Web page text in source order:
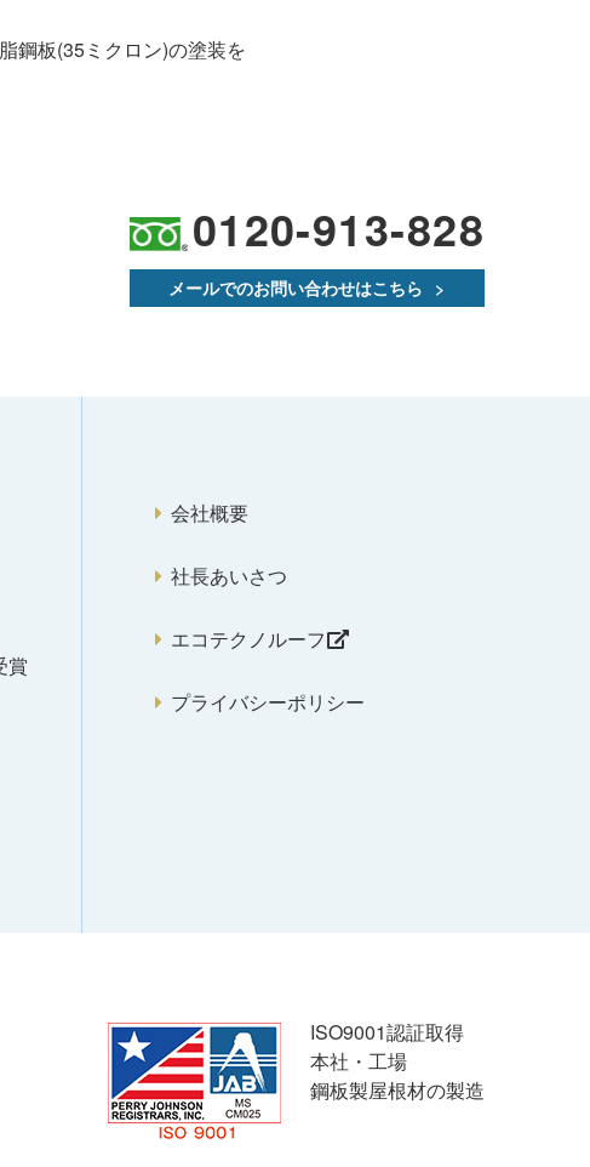
鋼板(35ミクロン)の塗装を
0120-913-828
メールでのお問い合わせはこちら
賞
会社概要
社長あいさつ
エコテクノルーフ
プライバシーポリシー
ISO9001認証取得
本社・工場
鋼板製屋根材の製造